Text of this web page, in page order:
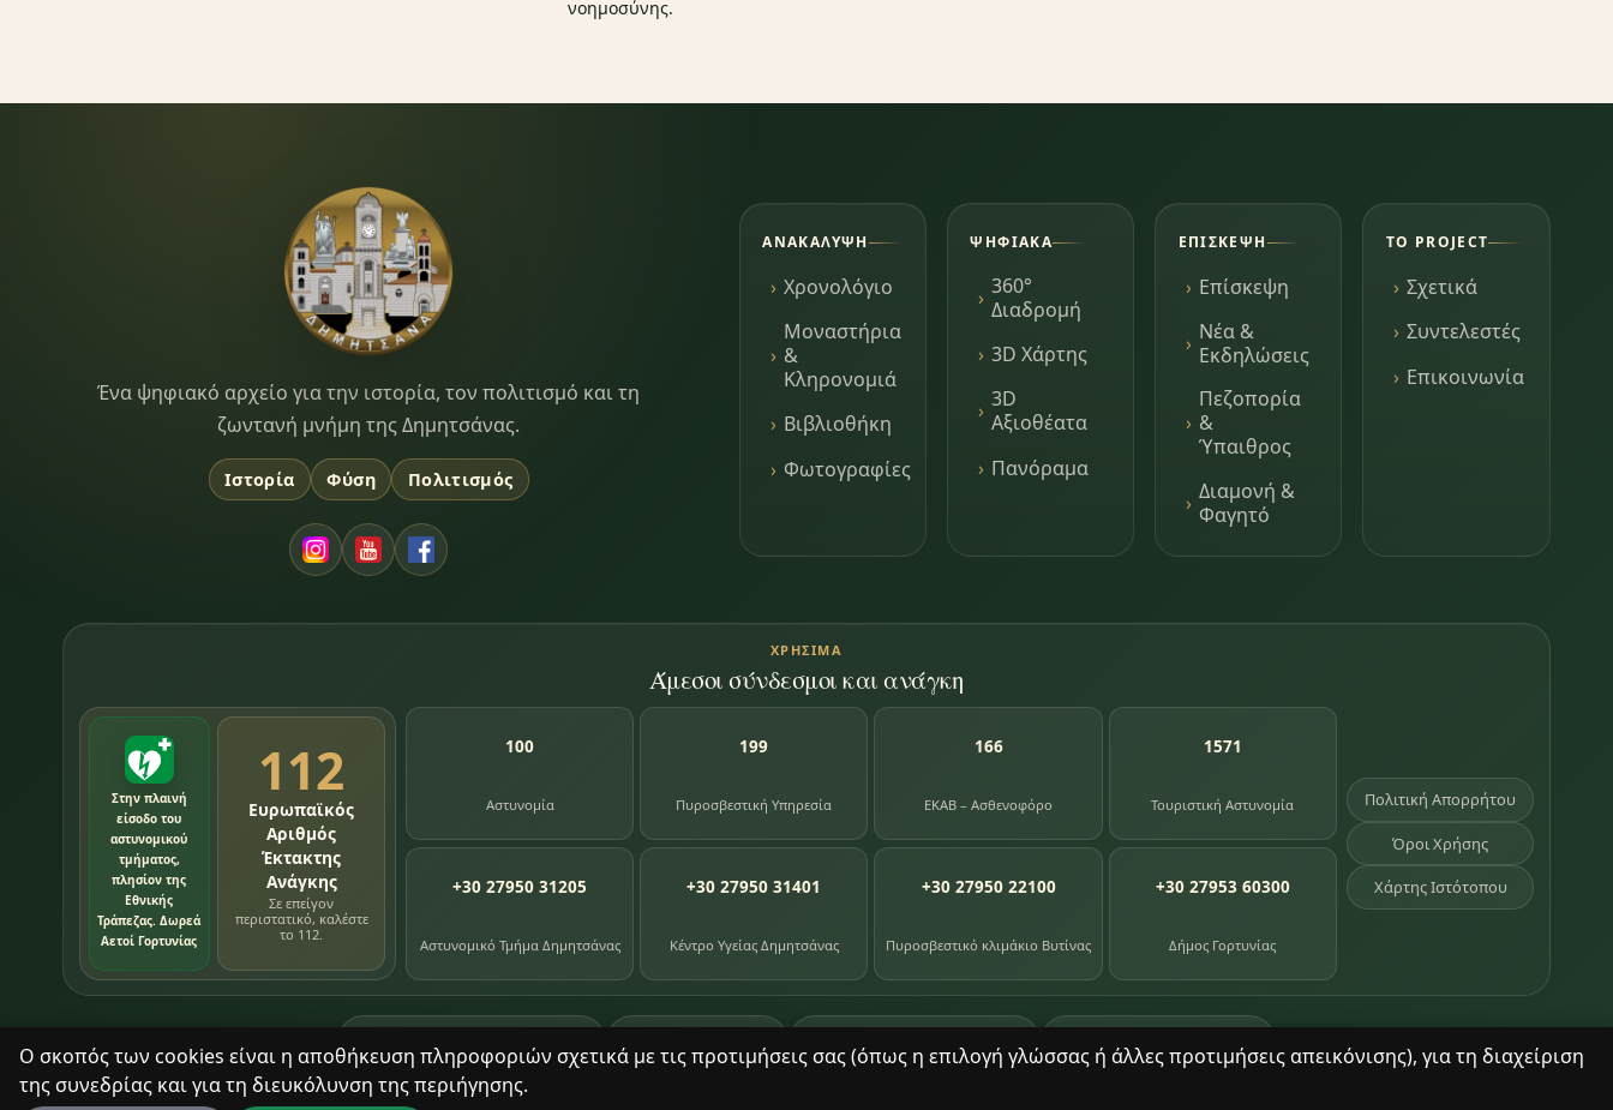
Ο σκοπός των cookies είναι η αποθήκευση πληροφοριών σχετικά με τις προτιμήσεις σας (όπως η επιλογή γλώσσας ή άλλες προτιμήσεις απεικόνισης), για τη διαχείριση
της συνεδρίας και για τη διευκόλυνση της περιήγησης.
νοημοσύνης.
Dimitsana.gr
Ένα ψηφιακό αρχείο για την ιστορία, τον πολιτισμό και τη
ζωντανή μνήμη της Δημητσάνας.
Ιστορία Φύση Πολιτισμός
ΑΝΑΚΆΛΥΨΗ
Χρονολόγιο
Μοναστήρια
&
Κληρονομιά
Βιβλιοθήκη
Φωτογραφίες
ΨΗΦΙΑΚΆ
360°
Διαδρομή
3D Χάρτης
3D
Αξιοθέατα
Πανόραμα
ΕΠΊΣΚΕΨΗ
Επίσκεψη
Νέα &
Εκδηλώσεις
Πεζοπορία
&
Ύπαιθρος
Διαμονή &
Φαγητό
ΤΟ PROJECT
Σχετικά
Συντελεστές
Επικοινωνία
ΧΡΉΣΙΜΑ
Άμεσοι σύνδεσμοι και ανάγκη
Στην πλαινή
είσοδο του
αστυνομικού
τμήματος,
πλησίον της
Εθνικής
Τράπεζας. Δωρεά
Αετοί Γορτυνίας
112
Ευρωπαϊκός
Αριθμός
Έκτακτης
Ανάγκης
Σε επείγον
περιστατικό, καλέστε
το 112.
100
Αστυνομία
199
Πυροσβεστική Υπηρεσία
166
ΕΚΑΒ – Ασθενοφόρο
1571
Τουριστική Αστυνομία
+30 27950 31205
Αστυνομικό Τμήμα Δημητσάνας
+30 27950 31401
Κέντρο Υγείας Δημητσάνας
+30 27950 22100
Πυροσβεστικό κλιμάκιο Βυτίνας
+30 27953 60300
Δήμος Γορτυνίας
Πολιτική Απορρήτου
Όροι Χρήσης
Χάρτης Ιστότοπου
76 εγγραφές χρονολογίου 87 φωτογραφίες βιβλία βιβλιοθήκης σημεία κληρονομιάς